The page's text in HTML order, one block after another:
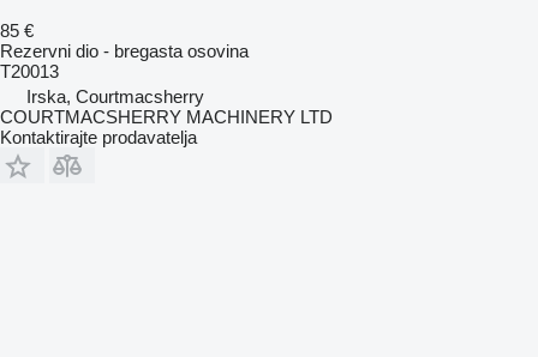
85 €
Rezervni dio - bregasta osovina
T20013
Irska, Courtmacsherry
COURTMACSHERRY MACHINERY LTD
Kontaktirajte prodavatelja